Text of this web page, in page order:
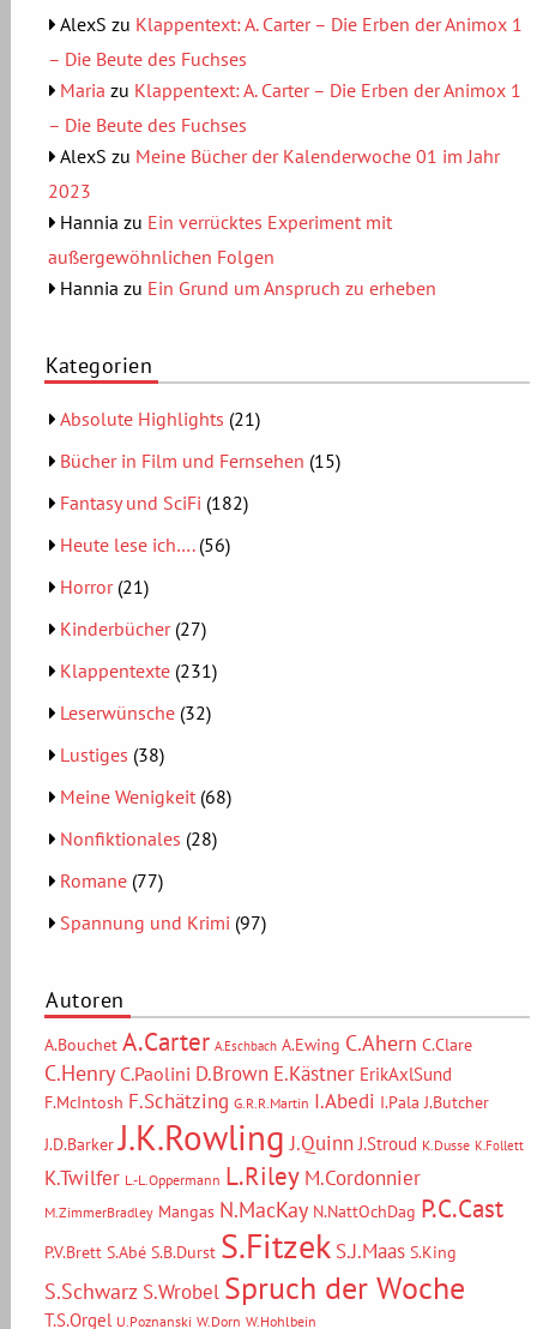
AlexS zu Klappentext: A. Carter – Die Erben der Animox 1
– Die Beute des Fuchses
Maria zu Klappentext: A. Carter – Die Erben der Animox 1
– Die Beute des Fuchses
AlexS zu Meine Bücher der Kalenderwoche 01 im Jahr
2023
Hannia zu Ein verrücktes Experiment mit
außergewöhnlichen Folgen
Hannia zu Ein Grund um Anspruch zu erheben
Kategorien
Absolute Highlights (21)
Bücher in Film und Fernsehen (15)
Fantasy und SciFi (182)
Heute lese ich….(56)
Horror(21)
Kinderbücher(27)
Klappentexte (231)
Leserwünsche (32)
Lustiges (38)
Meine Wenigkeit (68)
Nonfiktionales (28)
Romane (77)
Spannung und Krimi (97)
Autoren
A.Bouchet A.Carter A.Eschbach A.Ewing C.Ahern C.Clare
C.Henry C.Paolini D.Brown E.Kästner ErikAxlSund
F.McIntosh F.Schätzing G.R.R.Martin I.Abedi I.Pala J.Butcher
J.D.Barker J.K.Rowling J.Quinn J.Stroud K.Dusse K.Follett
K.Twilfer L.-L.Oppermann L.Riley M.Cordonnier
M.ZimmerBradley Mangas N.MacKay N.NattOchDag P.C.Cast
P.V.Brett S.Abé S.B.Durst S.Fitzek S.J.Maas S.King
S.Schwarz S.Wrobel Spruch der Woche
T.S.Orgel U.Poznanski W.Dorn W.Hohlbein